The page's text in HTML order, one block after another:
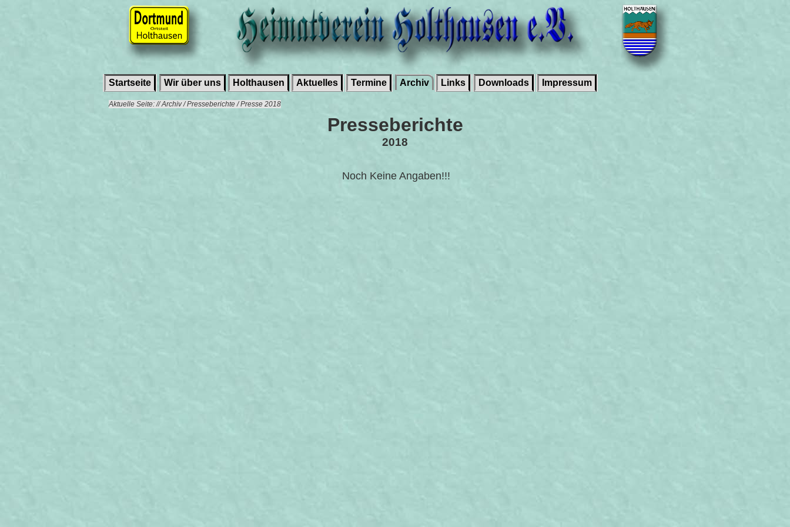
Startseite Wir über uns Holthausen Aktuelles Termine Archiv Links Downloads Impressum
Aktuelle Seite: // Archiv / Presseberichte / Presse 2018
Presseberichte
2018
Noch Keine Angaben!!!